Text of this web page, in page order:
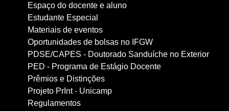
Espaço do docente e aluno
Estudante Especial
Materiais de eventos
Oportunidades de bolsas no IFGW
PDSE/CAPES - Doutorado Sanduíche no Exterior
PED - Programa de Estágio Docente
Prêmios e Distinções
Projeto PrInt - Unicamp
Regulamentos